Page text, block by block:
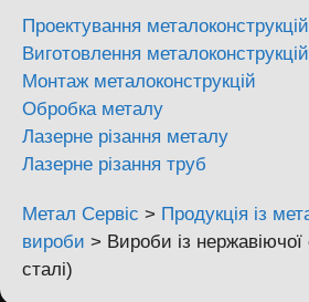
Проектування металоконструкцій
Виготовлення металоконструкцій
Монтаж металоконструкцій
Обробка металу
Лазерне різання металу
Лазерне різання труб
Метал Сервіс > Продукція із
вироби > Вироби із
сталі)